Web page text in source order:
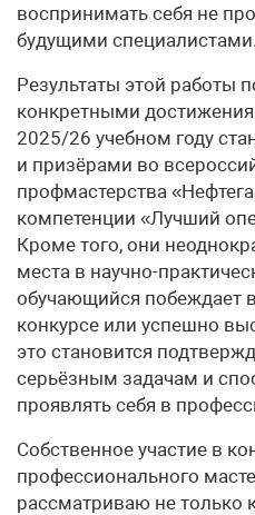
воспринимать себя не
будущими специалистами.
Результаты этой работы
конкретными
2025/26 учебном году
и призёрами во
профмастерства
компетенции «Лучший
Кроме того, они
места в научно-
обучающийся побеждает
конкурсе или успешно
это становится
серьёзным задачам и
проявлять себя в
Собственное участие в
профессионального
рассматриваю не только